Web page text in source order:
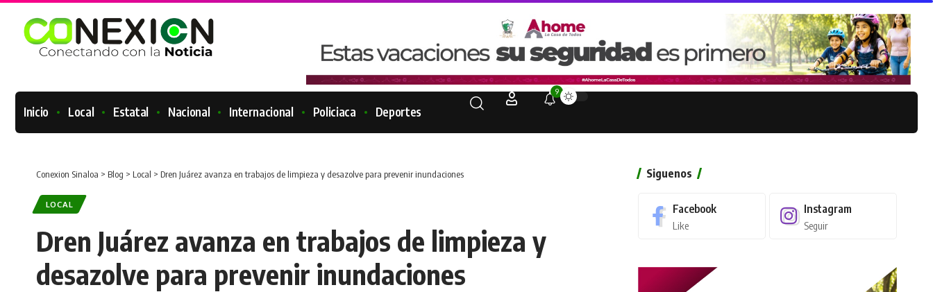
Inicio Local Estatal Nacional Internacional Policiaca Deportes
9
Conexion Sinaloa > Blog > Local > Dren Juárez avanza en trabajos de limpieza y desazolve para prevenir inundaciones
LOCAL
Dren Juárez avanza en trabajos de limpieza y
desazolve para prevenir inundaciones
Siguenos
Facebook
Like
Instagram
Seguir